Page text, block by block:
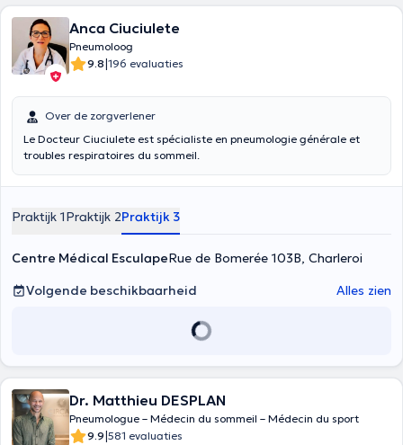
Anca Ciuciulete
Pneumoloog
9.8|196 evaluaties
Over de zorgverlener
Le Docteur Ciuciulete est spécialiste en pneumologie générale et
troubles respiratoires du sommeil.
Praktijk 1Praktijk 2Praktijk 3
Centre Médical EsculapeRue de Bomerée 103B, Charleroi
Volgende beschikbaarheid
Alles zien
Dr. Matthieu DESPLAN
Pneumologue – Médecin du sommeil – Médecin du sport
9.9|581 evaluaties